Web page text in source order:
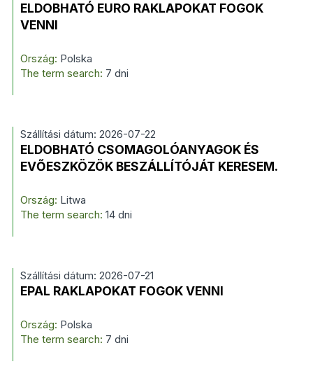
ELDOBHATÓ EURO RAKLAPOKAT FOGOK
VENNI
Ország: Polska
The term search: 7 dni
Szállítási dátum: 2026-07-22
ELDOBHATÓ CSOMAGOLÓANYAGOK ÉS
EVŐESZKÖZÖK BESZÁLLÍTÓJÁT KERESEM.
Ország: Litwa
The term search: 14 dni
Szállítási dátum: 2026-07-21
EPAL RAKLAPOKAT FOGOK VENNI
Ország: Polska
The term search: 7 dni